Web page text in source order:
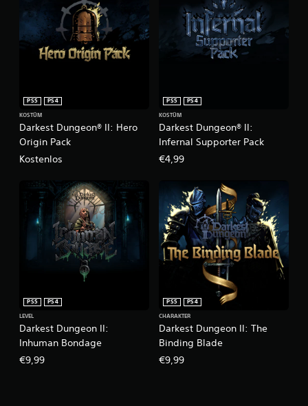
Darkest Dungeon® II: Hero
Origin Pack
PS5
PS4
KOSTÜM
Kostenlos
Darkest Dungeon® II:
Infernal Supporter Pack
PS5
PS4
KOSTÜM
€4,99
Darkest Dungeon II:
Inhuman Bondage
PS5
PS4
LEVEL
€9,99
Darkest Dungeon II: The
Binding Blade
PS5
PS4
CHARAKTER
€9,99